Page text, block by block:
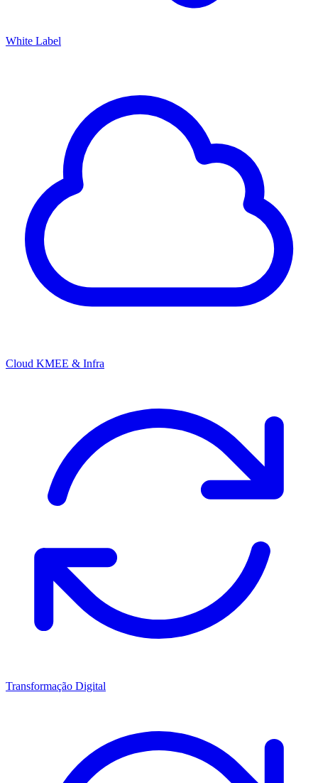
White Label
Cloud KMEE & Infra
Transformação Digital